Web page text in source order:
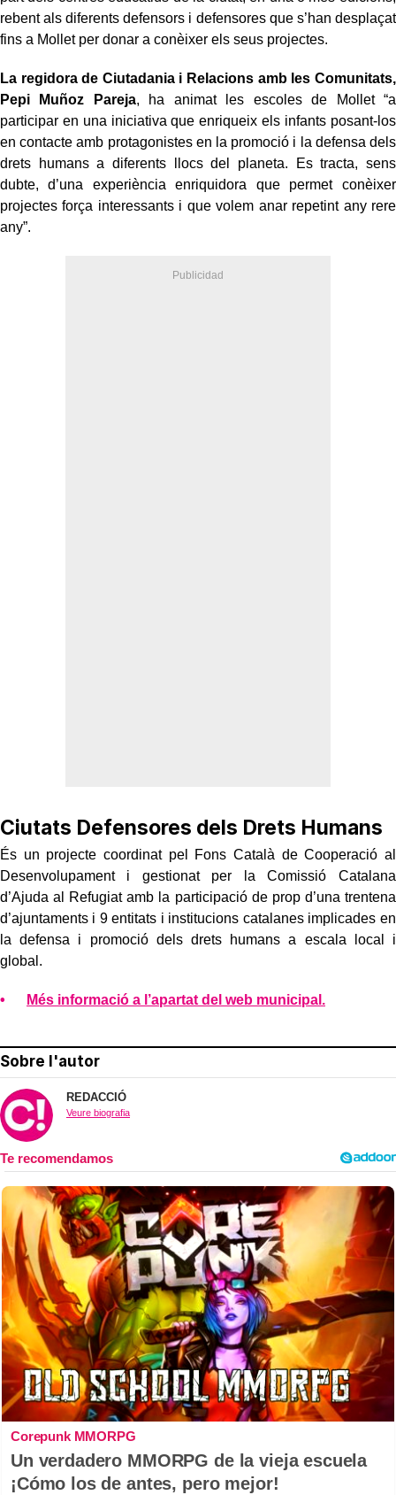
rebent als diferents defensors i defensores que s’han desplaçat
fins a Mollet per donar a conèixer els seus projectes.
La regidora de Ciutadania i Relacions amb les Comunitats,
Pepi Muñoz Pareja, ha animat les escoles de Mollet “a
participar en una iniciativa que enriqueix els infants posant-los
en contacte amb protagonistes en la promoció i la defensa dels
drets humans a diferents llocs del planeta. Es tracta, sens
dubte, d’una experiència enriquidora que permet conèixer
projectes força interessants i que volem anar repetint any rere
any”.
Ciutats Defensores dels Drets Humans
És un projecte coordinat pel Fons Català de Cooperació al
Desenvolupament i gestionat per la Comissió Catalana
d’Ajuda al Refugiat amb la participació de prop d’una trentena
d’ajuntaments i 9 entitats i institucions catalanes implicades en
la defensa i promoció dels drets humans a escala local i
global.
Més informació a l’apartat del web municipal.
Sobre l'autor
REDACCIÓ
Veure biografia
Corepunk MMORPG
Un verdadero MMORPG de la vieja escuela
¡Cómo los de antes, pero mejor!